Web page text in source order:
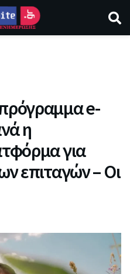
e-
η
για
επιταγών – Οι